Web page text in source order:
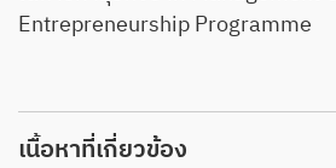
Entrepreneurship Programme
เนื้อหาที่เกี่ยวข้อง